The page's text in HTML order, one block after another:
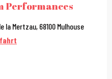
Performances
la Mertzau, 68100 Mulhouse